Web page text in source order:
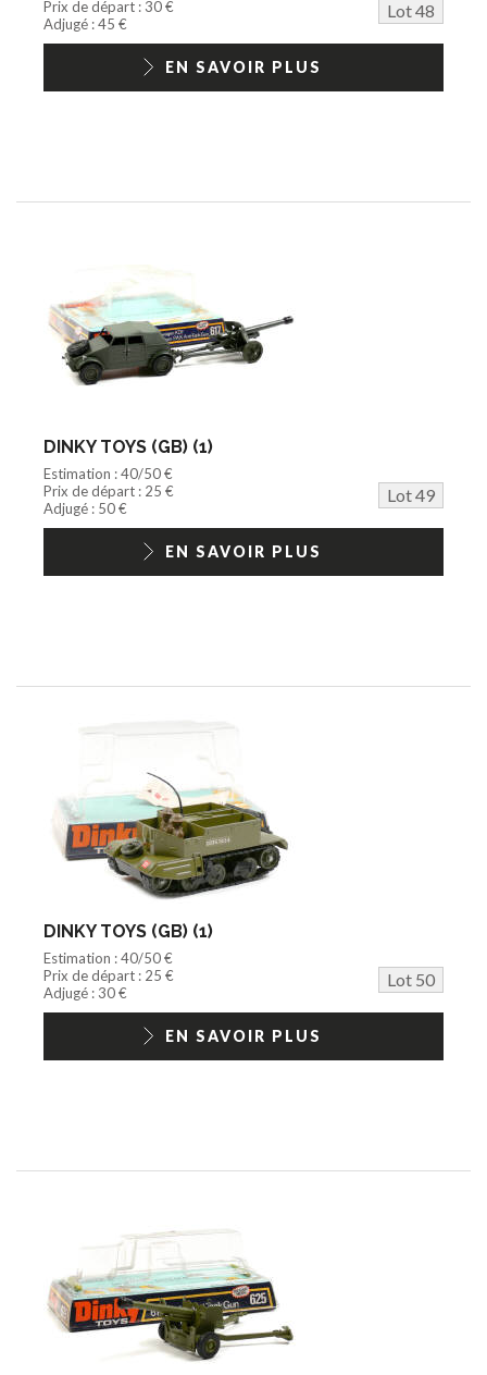
Prix de départ : 30 €
Lot 48
Adjugé : 45 €
EN SAVOIR PLUS
DINKY TOYS (GB) (1)
Estimation : 40/50 €
Prix de départ : 25 €
Lot 49
Adjugé : 50 €
EN SAVOIR PLUS
DINKY TOYS (GB) (1)
Estimation : 40/50 €
Prix de départ : 25 €
Lot 50
Adjugé : 30 €
EN SAVOIR PLUS